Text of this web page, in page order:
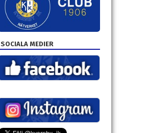
SOCIALA MEDIER